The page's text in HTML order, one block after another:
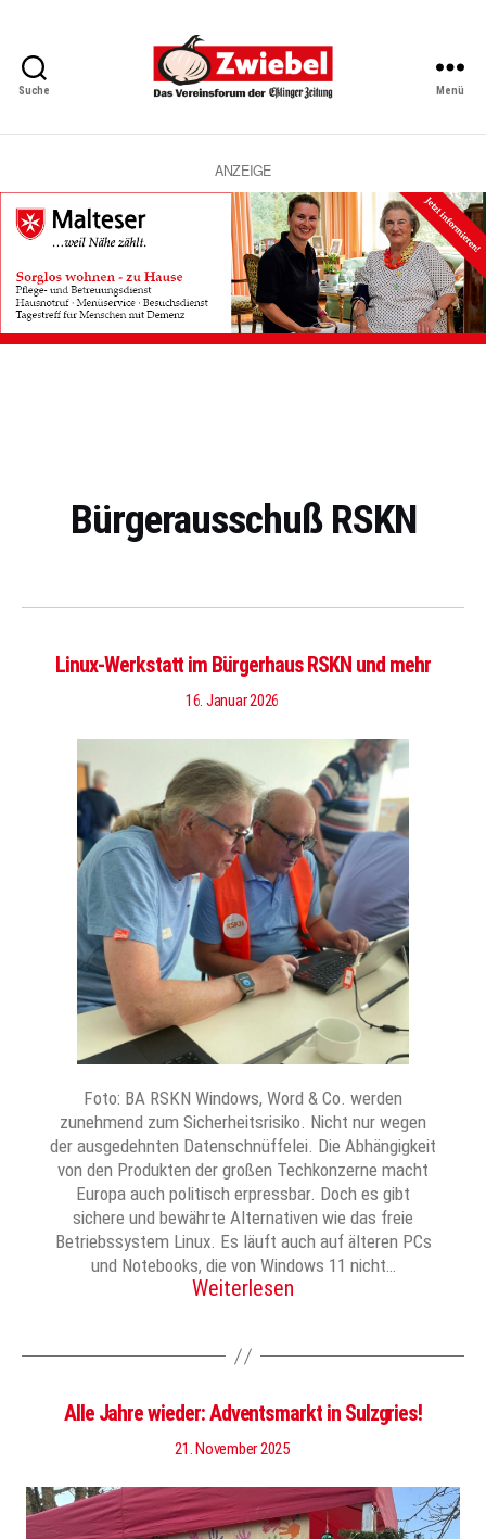
Suche
Vereinsforum
Eßlinger
Zeitung
Menü
ANZEIGE
Bürgerausschuß RSKN
Linux-Werkstatt im Bürgerhaus RSKN und mehr
16. Januar 2026
Foto: BA RSKN Windows, Word & Co. werden
zunehmend zum Sicherheitsrisiko. Nicht nur wegen
der ausgedehnten Datenschnüffelei. Die Abhängigkeit
von den Produkten der großen Techkonzerne macht
Europa auch politisch erpressbar. Doch es gibt
sichere und bewährte Alternativen wie das freie
Betriebssystem Linux. Es läuft auch auf älteren PCs
und Notebooks, die von Windows 11 nicht…
Weiterlesen
Alle Jahre wieder: Adventsmarkt in Sulzgries!
21. November 2025